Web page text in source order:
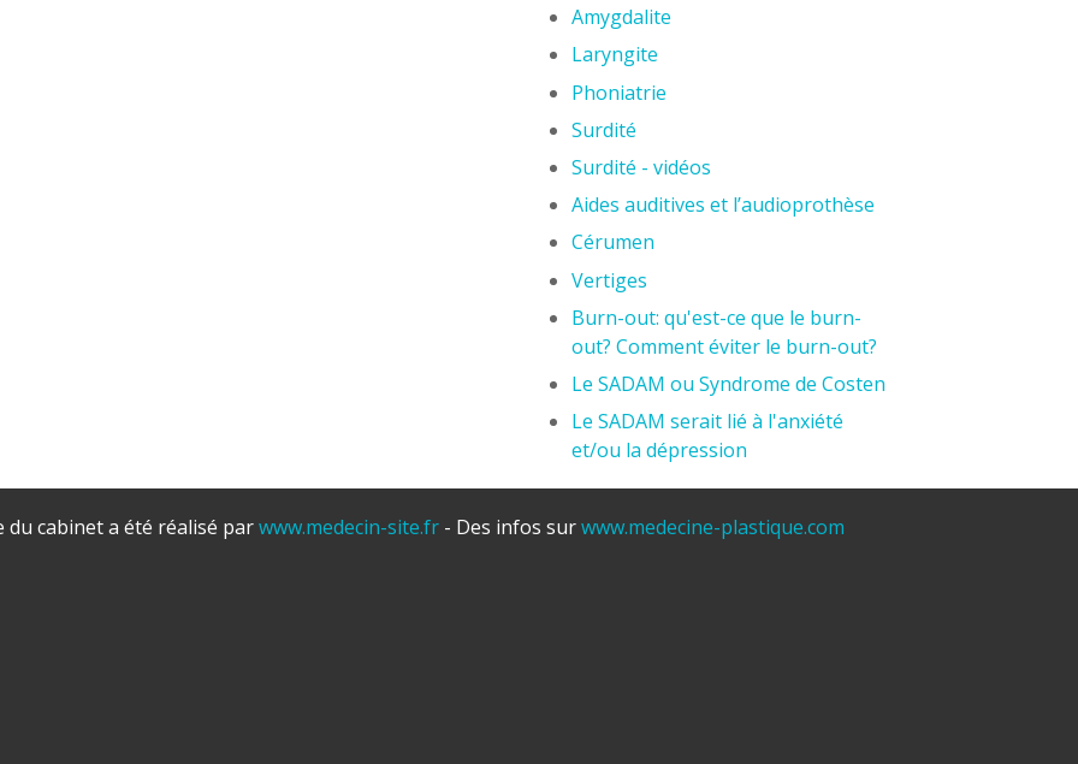
Amygdalite
Laryngite
Phoniatrie
Surdité
Surdité - vidéos
Aides auditives et l’audioprothèse
Cérumen
Vertiges
Burn-out: qu'est-ce que le burn-
out? Comment éviter le burn-out?
Le SADAM ou Syndrome de Costen
Le SADAM serait lié à l'anxiété
et/ou la dépression
du cabinet a été réalisé parwww.medecin-site.fr - Des infos surwww.medecine-plastique.com